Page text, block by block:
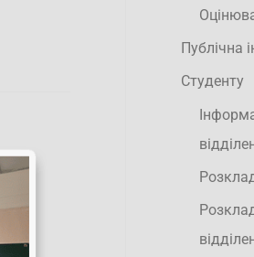
Публічна
Студенту